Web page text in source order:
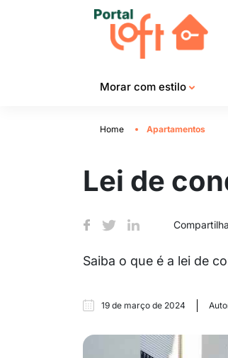
Morar com estilo
Home Apartamentos
Lei de
Saiba o que é a lei de
19 de março de 2024